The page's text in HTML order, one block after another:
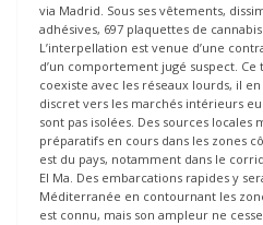
via Madrid. Sous ses vêtements,
adhésives, 697 plaquettes de
L’interpellation est venue d’une
d’un comportement jugé suspect.
coexiste avec les réseaux lourds, il
discret vers les marchés intérieurs
sont pas isolées. Des sources locales
préparatifs en cours dans les zones
est du pays, notamment dans le
El Ma. Des embarcations rapides y
Méditerranée en contournant les
est connu, mais son ampleur ne